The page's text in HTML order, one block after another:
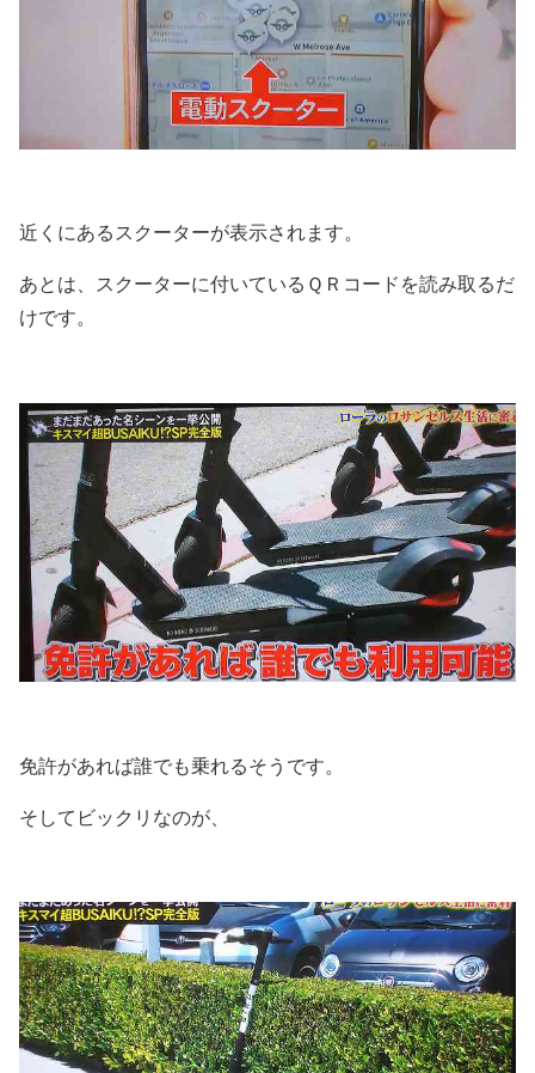
近くにあるスクーターが表示されます。
あとは、スクーターに付いているＱＲコードを読み取るだ
けです。
免許があれば誰でも乗れるそうです。
そしてビックリなのが、